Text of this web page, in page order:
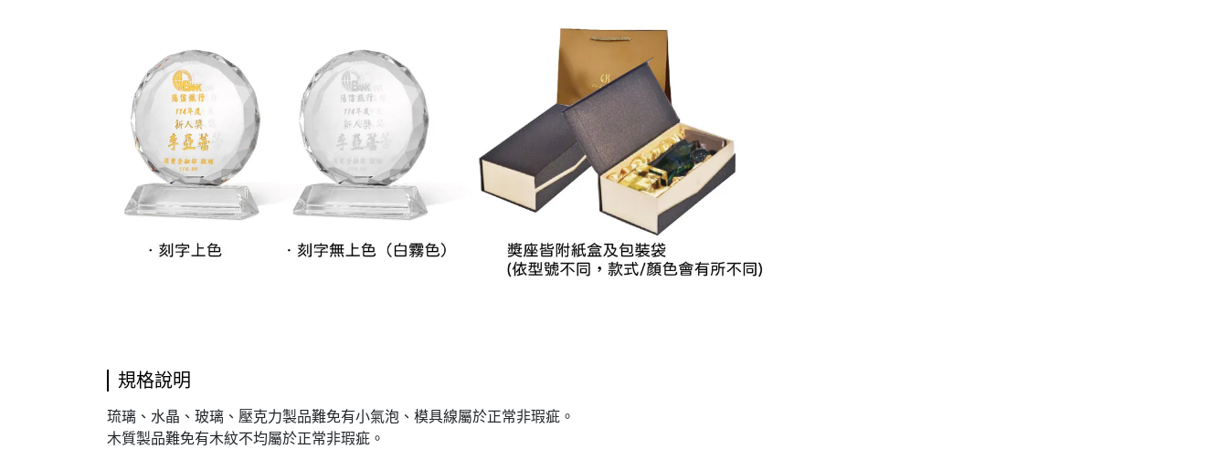
規格說明
琉璃、水晶、玻璃、壓克力製品難免有小氣泡、模具線屬於正常非瑕疵。
木質製品難免有木紋不均屬於正常非瑕疵。